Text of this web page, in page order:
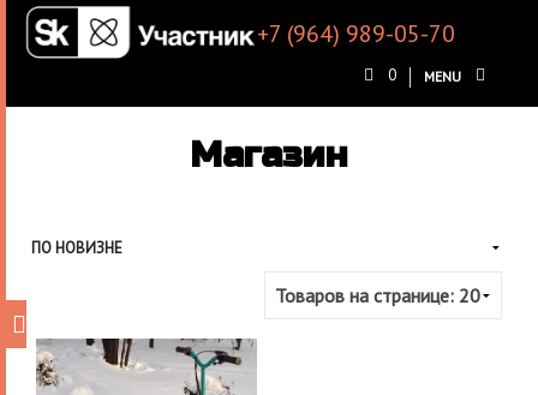
+7 (964) 989-05-70
0 MENU
Магазин